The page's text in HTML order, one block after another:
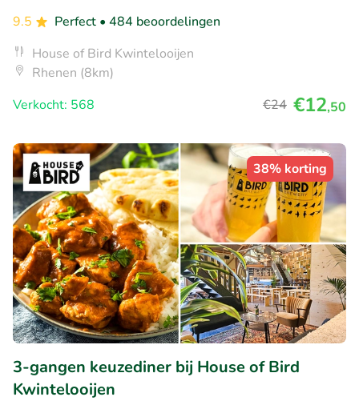
9.5
Perfect • 484 beoordelingen
House of Bird Kwintelooijen
Rhenen (8km)
Verkocht: 568
€24 €12,50
38% korting
3-gangen keuzediner bij House of Bird
Kwintelooijen